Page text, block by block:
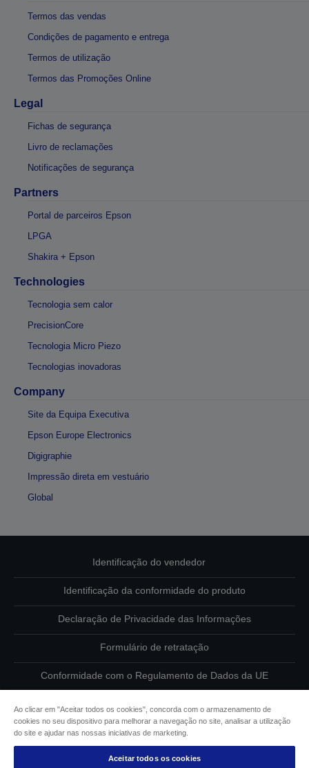
Termos das vendas
Condições de pagamento e entrega
Termos de utilização
Termos das Promoções Online
Legal
Fichas de segurança
Livro de reclamações
Notificações de segurança
Partners
Portal de parceiros Epson
LPGA
Shakira + Epson
Technologies
Tecnologia sem calor
PrecisionCore
Tecnologia Micro Piezo
Tecnologias inovadoras
Company
Site da Equipa Executiva
Epson Europe Electronics
Digigraphie
Impressão direta em vestuário
Global
Identificação do vendedor
Identificação da conformidade do produto
Declaração de Privacidade das Informações
Formulário de retratação
Conformidade com o Regulamento de Dados da UE
Informações sobre cookies
Compromisso da Epson para com a acessibilidade
Ao clicar em "Aceitar todos os cookies", concorda com o armazenamento de
cookies no seu dispositivo para melhorar a navegação no site, analisar a utilização
do site e ajudar nas nossas iniciativas de marketing.
Aceitar todos os cookies